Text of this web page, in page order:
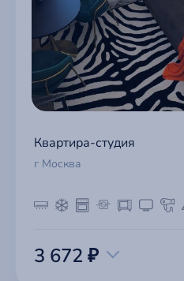
Квартира-студия
г Москва
3 672 ₽